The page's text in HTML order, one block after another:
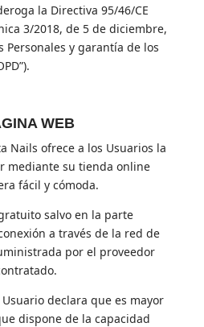
la Directiva 95/46/CE
3/2018, de 5 de diciembre,
Personales y garantía de los
WEB
Nails ofrece a los Usuarios la
mediante su tienda online
fácil y cómoda.
salvo en la parte
a través de la red de
por el proveedor
declara que es mayor
dispone de la capacidad